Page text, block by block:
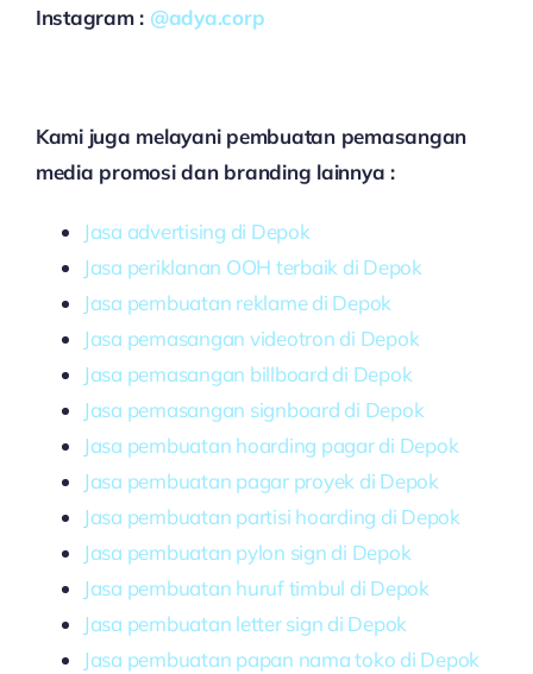
Instagram : @adya.corp
Kami juga melayani pembuatan pemasangan
media promosi dan branding lainnya :
Jasa advertising di Depok
Jasa periklanan OOH terbaik di Depok
Jasa pembuatan reklame di Depok
Jasa pemasangan videotron di Depok
Jasa pemasangan billboard di Depok
Jasa pemasangan signboard di Depok
Jasa pembuatan hoarding pagar di Depok
Jasa pembuatan pagar proyek di Depok
Jasa pembuatan partisi hoarding di Depok
Jasa pembuatan pylon sign di Depok
Jasa pembuatan huruf timbul di Depok
Jasa pembuatan letter sign di Depok
Jasa pembuatan papan nama toko di Depok